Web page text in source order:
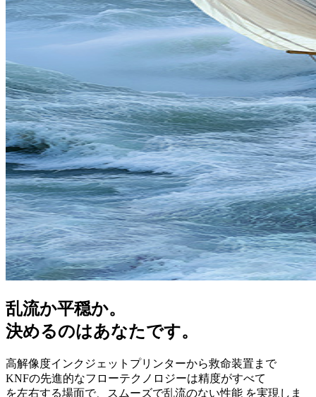
乱流か平穏か。
決めるのはあなたです。
高解像度インクジェットプリンターから救命装置まで
KNFの先進的なフローテクノロジーは精度がすべて
を左右する場面で、スムーズで乱流のない性能 を実現しま